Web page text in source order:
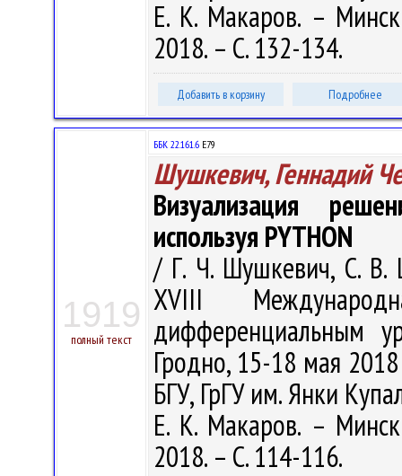
Е. К. Макаров. –
2018. – С. 132-134.
Добавить в корзину Подробнее
1919
полный текст
ББК 22.161.6 Е79
Шушкевич, Геннадий
Визуализация
используя PYTHON
/ Г. Ч. Шушкевич, С. В.
XVIII
дифференциальным
Гродно, 15-18 мая
БГУ, ГрГУ им. Янки
Е. К. Макаров. –
2018. – С. 114-116.